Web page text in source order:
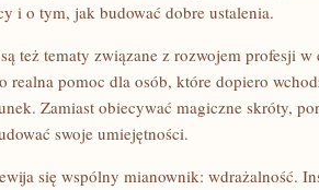
i o tym, jak budować dobre ustalenia.
też tematy związane z rozwojem profesji
realna pomoc dla osób, które dopiero
Zamiast obiecywać magiczne skróty,
swoje umiejętności.
się wspólny mianownik: wdrażalność.